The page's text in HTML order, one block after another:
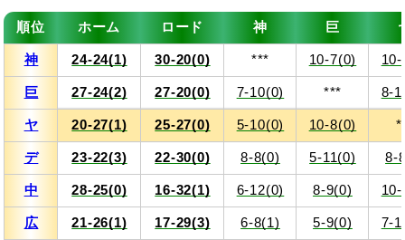
順位 ホーム ロード 神 巨
神 24-24(1) 30-20(0) *** 10-7(0)
巨 27-24(2) 27-20(0) 7-10(0) *** 8-
ヤ 20-27(1) 25-27(0) 5-10(0) 10-8(0)
デ 23-22(3) 22-30(0) 8-8(0) 5-11(0) 8-
中 28-25(0) 16-32(1) 6-12(0) 8-9(0)
広 21-26(1) 17-29(3) 6-8(1) 5-9(0) 7-